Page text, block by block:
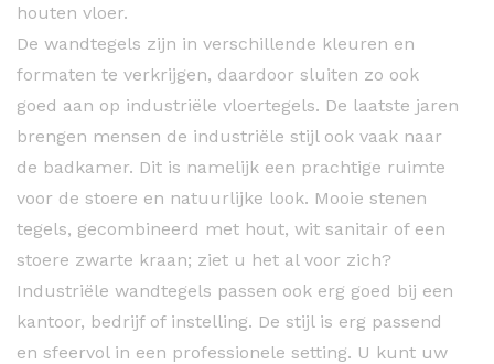
houten vloer.
De wandtegels zijn in verschillende kleuren en
formaten te verkrijgen, daardoor sluiten zo ook
goed aan op industriële vloertegels. De laatste jaren
brengen mensen de industriële stijl ook vaak naar
de badkamer. Dit is namelijk een prachtige ruimte
voor de stoere en natuurlijke look. Mooie stenen
tegels, gecombineerd met hout, wit sanitair of een
stoere zwarte kraan; ziet u het al voor zich?
Industriële wandtegels passen ook erg goed bij een
kantoor, bedrijf of instelling. De stijl is erg passend
en sfeervol in een professionele setting. U kunt uw